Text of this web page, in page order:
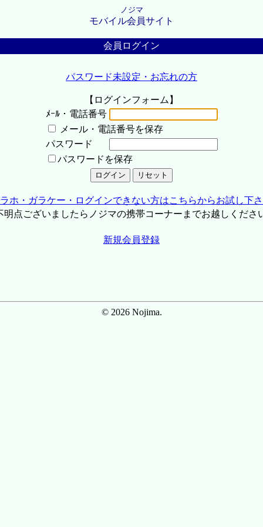
ノジマ
モバイル会員サイト
会員ログイン
パスワード未設定・お忘れの方
【ログインフォーム】
ﾒｰﾙ・電話番号
メール・電話番号を保存
パスワード
パスワードを保存
ホ・ガラケー・ログインできない方はこちらからお試し下
点ございましたらノジマの携帯コーナーまでお越しくださ
新規会員登録
© 2026 Nojima.